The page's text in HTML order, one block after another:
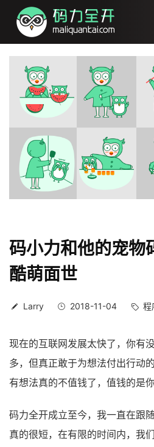
码小力和他的宠物
酷萌面世
Larry 2018-11-04 程
现在的互联网发展太快了，你有
多，但真正敢于为想法付出行动
有想法真的不值钱了，值钱的是
码力全开成立至今，我一直在跟
真的很短，在有限的时间内，我